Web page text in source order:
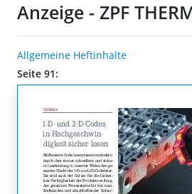
Anzeige - ZPF
Allgemeine Heftinhalte
Seite 91: